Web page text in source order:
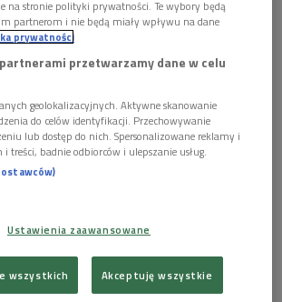
nas na
na stronie polityki prywatności. Te wybory będą
partnerom i nie będą miały wpływu na dane
prywatności
przetwarzamy dane w celu
geolokalizacyjnych. Aktywne skanowanie
do celów identyfikacji. Przechowywanie
lub dostęp do nich. Spersonalizowane reklamy i
treści, badnie odbiorców i ulepszanie usług.
Ustawienia zaawansowane
wszystkich Akceptuję wszystkie